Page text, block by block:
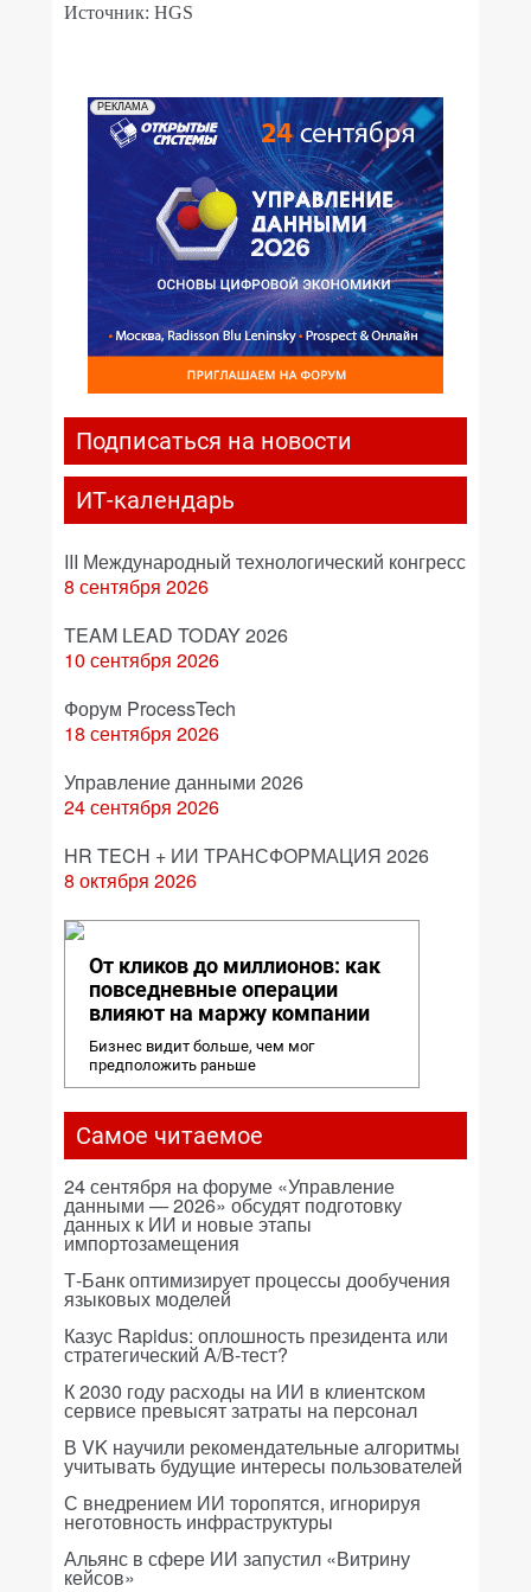
Источник: HGS
РЕКЛАМА
Подписаться на новости
ИТ-календарь
III Международный технологический конгресс
8 сентября 2026
TEAM LEAD TODAY 2026
10 сентября 2026
Форум ProcessTech
18 сентября 2026
Управление данными 2026
24 сентября 2026
HR TECH + ИИ ТРАНСФОРМАЦИЯ 2026
8 октября 2026
От кликов до миллионов: как
повседневные операции
влияют на маржу компании
Бизнес видит больше, чем мог
предположить раньше
Самое читаемое
24 сентября на форуме «Управление
данными — 2026» обсудят подготовку
данных к ИИ и новые этапы
импортозамещения
Т-Банк оптимизирует процессы дообучения
языковых моделей
Казус Rapidus: оплошность президента или
стратегический A/B-тест?
К 2030 году расходы на ИИ в клиентском
сервисе превысят затраты на персонал
В VK научили рекомендательные алгоритмы
учитывать будущие интересы пользователей
С внедрением ИИ торопятся, игнорируя
неготовность инфраструктуры
Альянс в сфере ИИ запустил «Витрину
кейсов»